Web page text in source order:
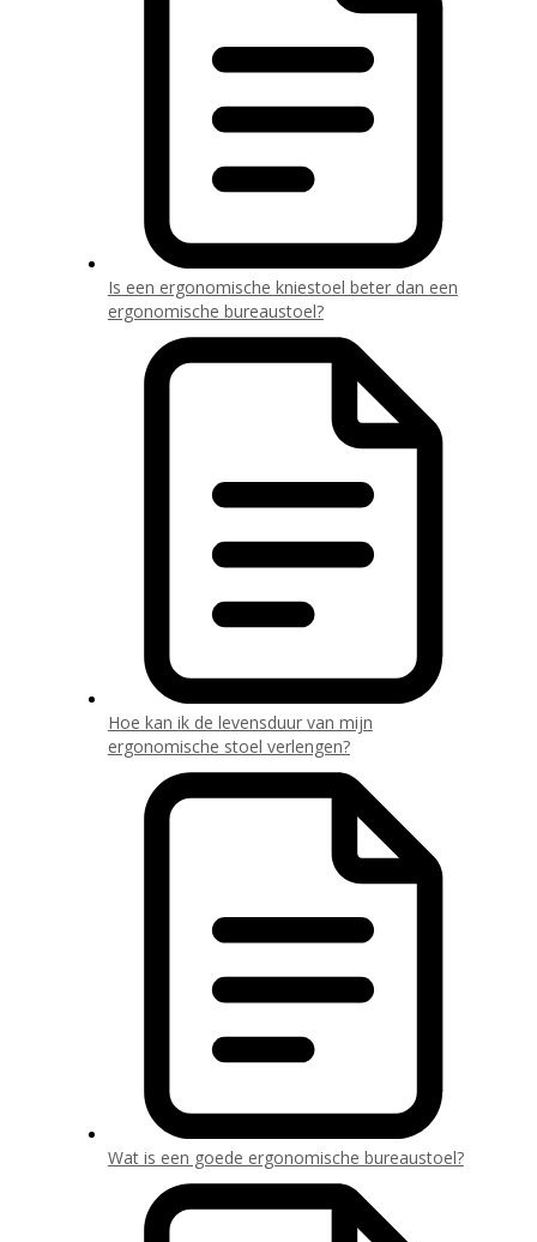
Is een ergonomische kniestoel beter dan een
ergonomische bureaustoel?
Hoe kan ik de levensduur van mijn
ergonomische stoel verlengen?
Wat is een goede ergonomische bureaustoel?